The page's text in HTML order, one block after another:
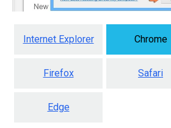
Internet Explorer Chrome
Firefox Safari
Edge